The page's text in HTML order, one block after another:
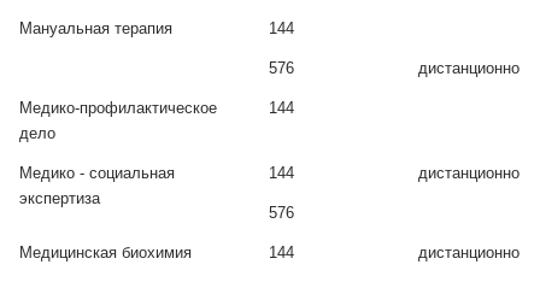
Мануальная терапия 144
576 дистанционно
Медико-профилактическое
дело
144
Медико - социальная
экспертиза
144 дистанционно
576
Медицинская биохимия 144 дистанционно